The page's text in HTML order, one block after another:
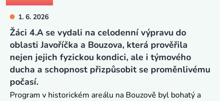
1. 6. 2026
Žáci 4.A se vydali na celodenní výpravu do
oblasti Javoříčka a Bouzova, která prověřila
nejen jejich fyzickou kondici, ale i týmového
ducha a schopnost přizpůsobit se proměnlivému
počasí.
Program v historickém areálu na Bouzově byl bohatý a